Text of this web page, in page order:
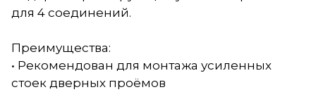
для 4 соединений.
Преимущества:
• Рекомендован для монтажа усиленных
стоек дверных проёмов